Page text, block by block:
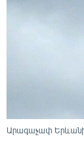
Արագաչափ Երևանի